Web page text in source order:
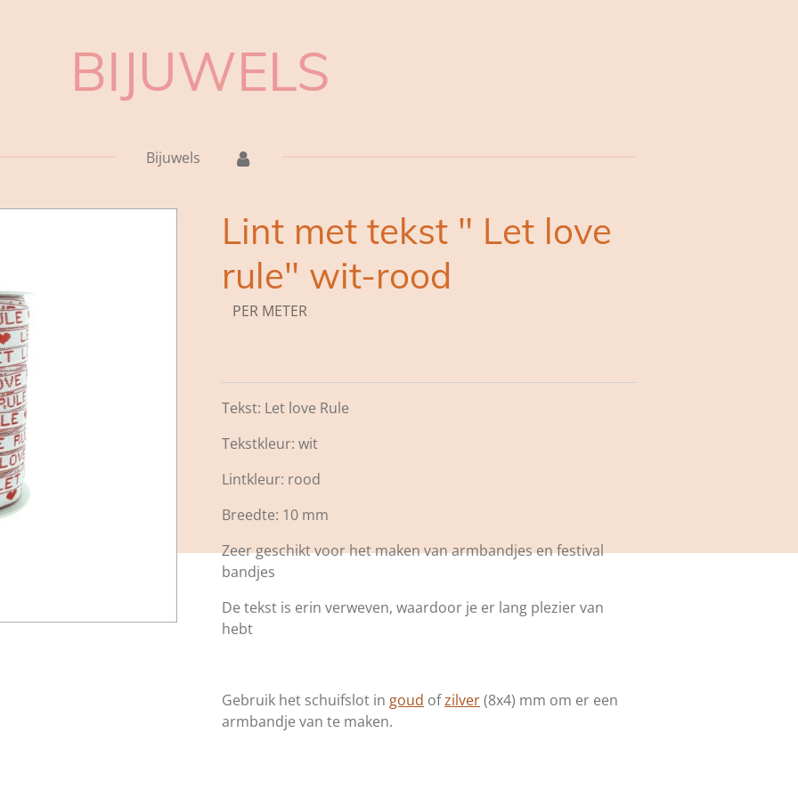
BIJUWELS
Bijuwels
Lint met tekst " Let love
rule" wit-rood
PER METER
Tekst: Let love Rule
Tekstkleur: wit
Lintkleur: rood
Breedte: 10 mm
Zeer geschikt voor het maken van armbandjes en festival
bandjes
De tekst is erin verweven, waardoor je er lang plezier van
hebt
Gebruik het schuifslot in goud ofzilver(8x4) mm om er een
armbandje van te maken.